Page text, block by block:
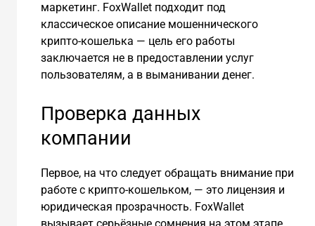
маркетинг. FoxWallet подходит под
классическое описание мошеннического
крипто-кошелька — цель его работы
заключается не в предоставлении услуг
пользователям, а в выманивании денег.
Проверка данных
компании
Первое, на что следует обращать внимание при
работе с крипто-кошельком, — это лицензия и
юридическая прозрачность. FoxWallet